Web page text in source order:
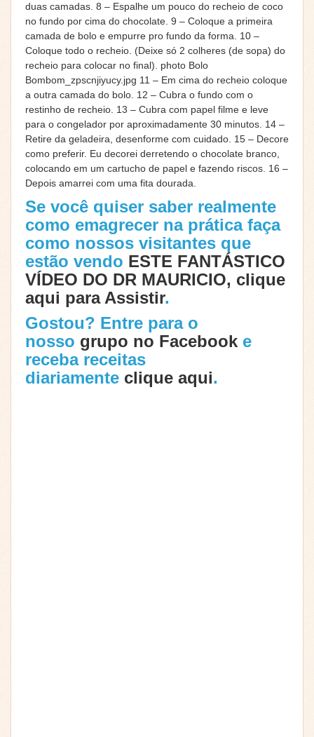
duas camadas. 8 – Espalhe um pouco do recheio de coco
no fundo por cima do chocolate. 9 – Coloque a primeira
camada de bolo e empurre pro fundo da forma. 10 –
Coloque todo o recheio. (Deixe só 2 colheres (de sopa) do
recheio para colocar no final). photo Bolo
Bombom_zpscnjiyucy.jpg 11 – Em cima do recheio coloque
a outra camada do bolo. 12 – Cubra o fundo com o
restinho de recheio. 13 – Cubra com papel filme e leve
para o congelador por aproximadamente 30 minutos. 14 –
Retire da geladeira, desenforme com cuidado. 15 – Decore
como preferir. Eu decorei derretendo o chocolate branco,
colocando em um cartucho de papel e fazendo riscos. 16 –
Depois amarrei com uma fita dourada.
Se você quiser saber realmente
como emagrecer na prática faça
como nossos visitantes que
estão vendo ESTE FANTÁSTICO
VÍDEO DO DR MAURICIO, clique
aqui para Assistir.
Gostou? Entre para o
nosso grupo no Facebook e
receba receitas
diariamente clique aqui.